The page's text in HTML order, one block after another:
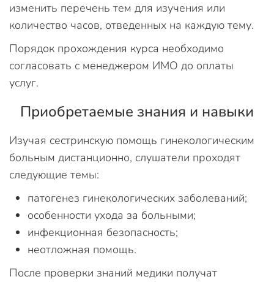
изменить перечень тем для изучения или
количество часов, отведенных на каждую тему.
Порядок прохождения курса необходимо
согласовать с менеджером ИМО до оплаты
услуг.
Приобретаемые знания и навыки
Изучая сестринскую помощь гинекологическим
больным дистанционно, слушатели проходят
следующие темы:
патогенез гинекологических заболеваний;
особенности ухода за больными;
инфекционная безопасность;
неотложная помощь.
После проверки знаний медики получат